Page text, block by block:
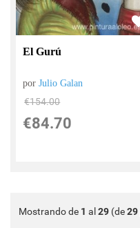
El Gurú
porJulio Galan
€154.00
€84.70
Mostrando de 1 al 29 (de29